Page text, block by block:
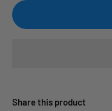
Share this product